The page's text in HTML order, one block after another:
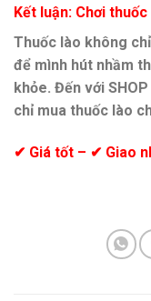
Kết luận: Chơi
Thuốc lào không
để mình hút nhầm
khỏe. Đến với
chỉ mua thuốc lào
✔ Giá tốt – ✔ Giao